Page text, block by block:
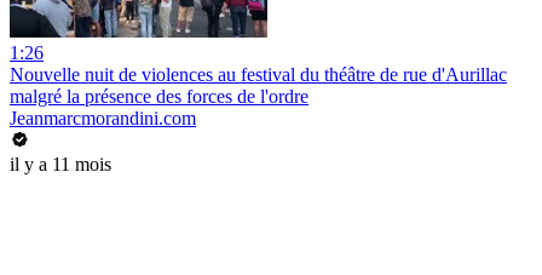
1:26
Nouvelle nuit de violences au festival du théâtre de rue d'Aurillac
malgré la présence des forces de l'ordre
Jeanmarcmorandini.com
il y a 11 mois